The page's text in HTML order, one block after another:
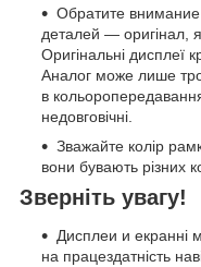
Обратите
деталей — оригінал,
Оригінальні дисплеї
Аналог може лише
в
недовговічні.
Зважайте колір
вони бувають різних
Зверніть увагу!
Дисплеи и екранні
на працездатність